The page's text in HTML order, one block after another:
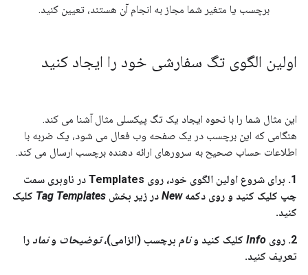
برچسب یا متغیر شما مجاز به انجام آن هستند، تعیین کنید.
اولین الگوی تگ سفارشی خود را ایجاد کنید
این مثال شما را با نحوه ایجاد یک تگ پیکسلی مثال آشنا می کند.
هنگامی که این برچسب در یک صفحه وب فعال می شود، یک ضربه با
اطلاعات حساب صحیح به سرورهای ارائه دهنده برچسب ارسال می کند.
1. برای شروع اولین الگوی خود، روی Templates در ناوبری سمت
چپ کلیک کنید و روی دکمهNew در زیر بخش Tag Templates کلیک
کنید.
2. روی Info کلیک کنید ونام برچسب (الزامی)،توضیحات ونماد را
تعریف کنید.